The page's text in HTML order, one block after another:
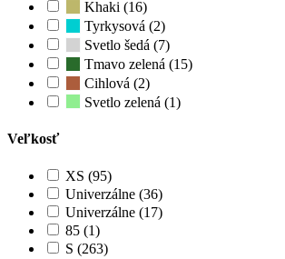
Khaki (16)
Tyrkysová (2)
Svetlo šedá (7)
Tmavo zelená (15)
Cihlová (2)
Svetlo zelená (1)
Veľkosť
XS (95)
Univerzálne (36)
Univerzálne (17)
85 (1)
S (263)